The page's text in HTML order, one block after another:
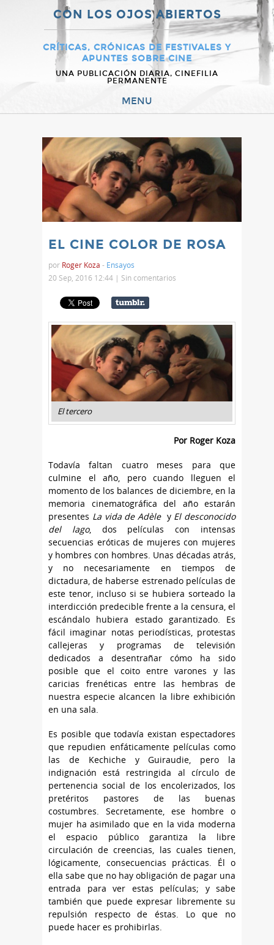
CON LOS OJOS ABIERTOS
CRÍTICAS, CRÓNICAS DE FESTIVALES Y
APUNTES SOBRE CINE
UNA PUBLICACIÓN DIARIA, CINEFILIA
PERMANENTE
MENU
EL CINE COLOR DE ROSA
por Roger Koza - Ensayos
20 Sep, 2016 12:44 | Sin comentarios
El tercero
Por Roger Koza
Todavía faltan cuatro meses para que
culmine el año, pero cuando lleguen el
momento de los balances de diciembre, en la
memoria cinematográfica del año estarán
presentes La vida de Adèle y El desconocido
del lago, dos películas con intensas
secuencias eróticas de mujeres con mujeres
y hombres con hombres. Unas décadas atrás,
y no necesariamente en tiempos de
dictadura, de haberse estrenado películas de
este tenor, incluso si se hubiera sorteado la
interdicción predecible frente a la censura, el
escándalo hubiera estado garantizado. Es
fácil imaginar notas periodísticas, protestas
callejeras y programas de televisión
dedicados a desentrañar cómo ha sido
posible que el coito entre varones y las
caricias frenéticas entre las hembras de
nuestra especie alcancen la libre exhibición
en una sala.
Es posible que todavía existan espectadores
que repudien enfáticamente películas como
las de Kechiche y Guiraudie, pero la
indignación está restringida al círculo de
pertenencia social de los encolerizados, los
pretéritos pastores de las buenas
costumbres. Secretamente, ese hombre o
mujer ha asimilado que en la vida moderna
el espacio público garantiza la libre
circulación de creencias, las cuales tienen,
lógicamente, consecuencias prácticas. Él o
ella sabe que no hay obligación de pagar una
entrada para ver estas películas; y sabe
también que puede expresar libremente su
repulsión respecto de éstas. Lo que no
puede hacer es prohibirlas.